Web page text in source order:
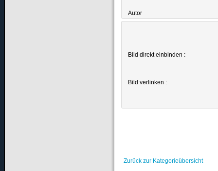
Autor
Bild direkt einbinden :
Bild verlinken :
Zurück zur Kategorieübersicht